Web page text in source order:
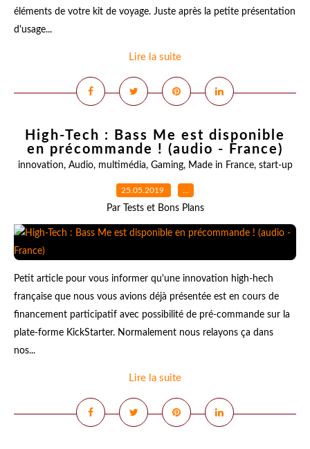
éléments de votre kit de voyage. Juste après la petite présentation
d'usage...
Lire la suite
High-Tech : Bass Me est disponible
en précommande ! (audio - France)
innovation, Audio, multimédia, Gaming, Made in France, start-up
25.05.2019 …
Par Tests et Bons Plans
Petit article pour vous informer qu'une innovation high-hech
française que nous vous avions déjà présentée est en cours de
financement participatif avec possibilité de pré-commande sur la
plate-forme KickStarter. Normalement nous relayons ça dans
nos...
Lire la suite